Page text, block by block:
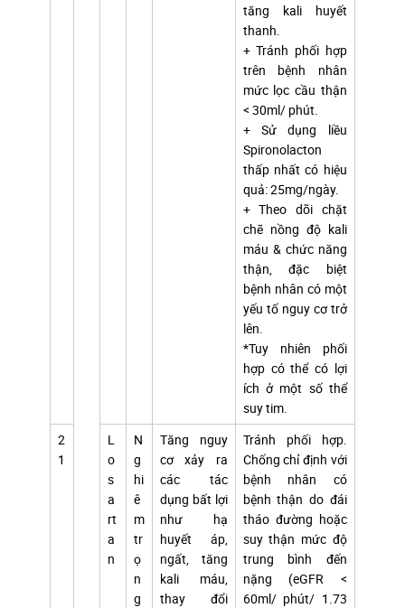
tăng kali huyết
thanh.
+ Tránh phối hợp
trên bệnh nhân
mức lọc cầu thận
< 30ml/ phút.
+ Sử dụng liều
Spironolacton
thấp nhất có hiệu
quả: 25mg/ngày.
+ Theo dõi chặt
chẽ nồng độ kali
máu & chức năng
thận, đặc biệt
bệnh nhân có một
yếu tố nguy cơ trở
lên.
*Tuy nhiên phối
hợp có thể có lợi
ích ở một số thể
suy tim.
2
1
L
o
s
a
rt
a
n
N
g
hi
ê
m
tr
ọ
n
g
Tăng nguy
cơ xảy ra
các tác
dụng bất lợi
như hạ
huyết áp,
ngất, tăng
kali máu,
thay đổi
Tránh phối hợp.
Chống chỉ định với
bệnh nhân có
bệnh thận do đái
tháo đường hoặc
suy thận mức độ
trung bình đến
nặng (eGFR <
60ml/ phút/ 1.73